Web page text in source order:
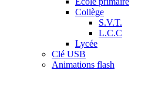
Collège
S.V.T.
L.C.C
Lycée
Clé USB
Animations flash